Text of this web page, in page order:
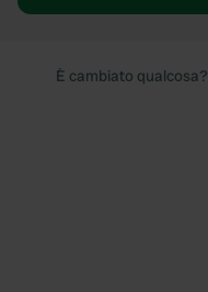
È cambiato qualcosa?